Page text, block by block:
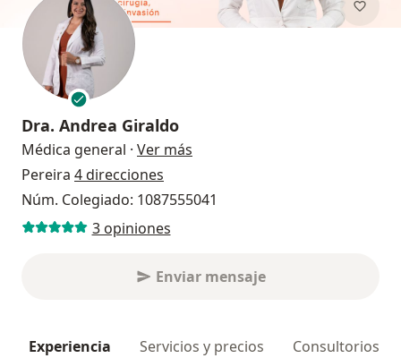
Dra. Andrea Giraldo
Médica general · Ver más
Pereira 4 direcciones
Núm. Colegiado: 1087555041
3 opiniones
Enviar mensaje
Experiencia Servicios y precios Consultorios